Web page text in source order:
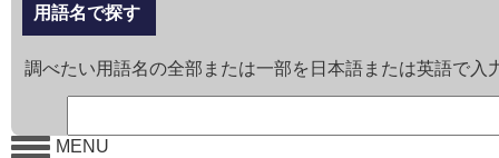
用語名で探す
調べたい用語名の全部または一部を日本語または英語で入
MENU